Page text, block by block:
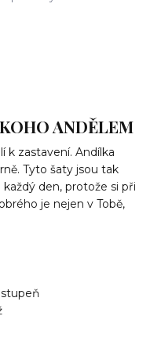
ANDĚLEM
k zastavení. Andílka
Tyto šaty jsou tak
den, protože si při
je nejen v Tobě,
stupeň